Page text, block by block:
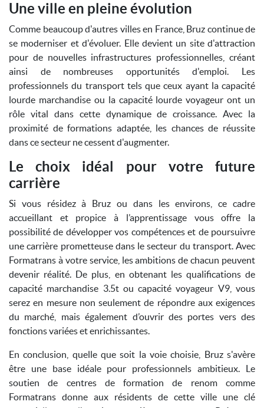
Une ville en pleine évolution
Comme beaucoup d'autres villes en France, Bruz continue de
se moderniser et d'évoluer. Elle devient un site d'attraction
pour de nouvelles infrastructures professionnelles, créant
ainsi de nombreuses opportunités d'emploi. Les
professionnels du transport tels que ceux ayant la capacité
lourde marchandise ou la capacité lourde voyageur ont un
rôle vital dans cette dynamique de croissance. Avec la
proximité de formations adaptée, les chances de réussite
dans ce secteur ne cessent d'augmenter.
Le choix idéal pour votre future
carrière
Si vous résidez à Bruz ou dans les environs, ce cadre
accueillant et propice à l’apprentissage vous offre la
possibilité de développer vos compétences et de poursuivre
une carrière prometteuse dans le secteur du transport. Avec
Formatrans à votre service, les ambitions de chacun peuvent
devenir réalité. De plus, en obtenant les qualifications de
capacité marchandise 3.5t ou capacité voyageur V9, vous
serez en mesure non seulement de répondre aux exigences
du marché, mais également d’ouvrir des portes vers des
fonctions variées et enrichissantes.
En conclusion, quelle que soit la voie choisie, Bruz s'avère
être une base idéale pour professionnels ambitieux. Le
soutien de centres de formation de renom comme
Formatrans donne aux résidents de cette ville une clé